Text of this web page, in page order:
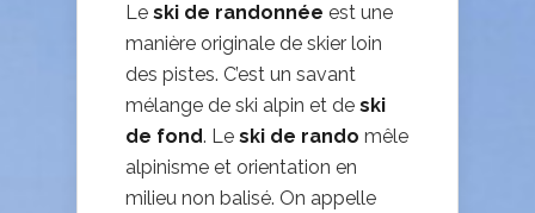
Le ski de randonnée est une
manière originale de skier loin
des pistes. C’est un savant
mélange de ski alpin et de ski
de fond. Le ski de rando mêle
alpinisme et orientation en
milieu non balisé. On appelle